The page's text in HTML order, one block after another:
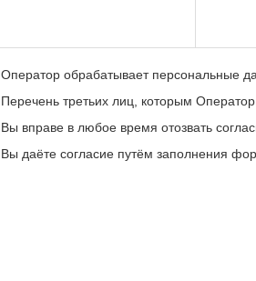
Оператор обрабатывает персональные
Перечень третьих лиц, которым
Вы вправе в любое время отозвать
Вы даёте согласие путём заполнения